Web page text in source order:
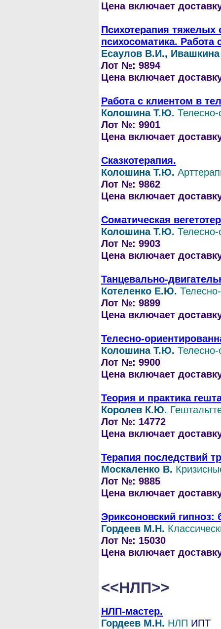
Цена включает
Психотерапия
психосоматика. Работа
Есаулов В.И.,
Лот №: 9894
Цена включает
Работа с клиентом в
Колошина Т.Ю. Телесно-
Лот №: 9901
Цена включает
Сказкотерапия.
Колошина Т.Ю.
Лот №: 9862
Цена включает
Соматическая
Колошина Т.Ю. Телесно-
Лот №: 9903
Цена включает
Танцевально-
Котеленко Е.Ю.
Лот №: 9899
Цена включает
Телесно-
Колошина Т.Ю. Телесно-
Лот №: 9900
Цена включает
Теория и практика
Королев К.Ю.
Лот №: 14772
Цена включает
Терапия последствий
Москаленко В.
Лот №: 9885
Цена включает
Эриксоновский гипноз:
Гордеев М.Н.
Лот №: 15030
Цена включает
<<НЛП>>
НЛП-мастер.
Гордеев М.Н. НЛП ИПТ